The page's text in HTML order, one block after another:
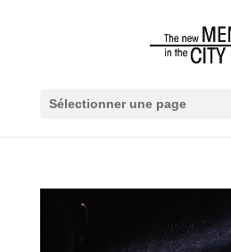
Sélectionner une page